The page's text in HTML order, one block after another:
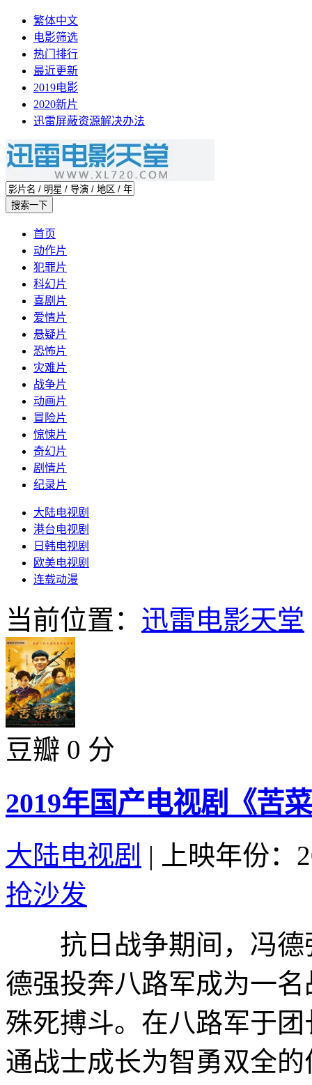
繁体中文
电影筛选
热门排行
最近更新
2019电影
2020新片
迅雷屏蔽资源解决办法
首页
动作片
犯罪片
科幻片
喜剧片
爱情片
悬疑片
恐怖片
灾难片
战争片
动画片
冒险片
惊悚片
奇幻片
剧情片
纪录片
大陆电视剧
港台电视剧
日韩电视剧
欧美电视剧
连载动漫
当前位置： 迅雷电影天堂
豆瓣 0 分
2019年国产电视剧《苦
大陆电视剧 |
上映年份：
抢沙发
抗日战争期间，冯德
德强投奔八路军成为一
殊死搏斗。在八路军于
通战士成长为智勇双全